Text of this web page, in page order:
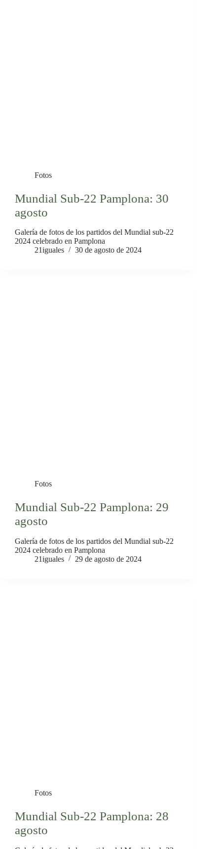
Fotos
Mundial Sub-22 Pamplona: 30
agosto
Galería de fotos de los partidos del Mundial sub-22
2024 celebrado en Pamplona
21iguales
30 de agosto de 2024
Fotos
Mundial Sub-22 Pamplona: 29
agosto
Galería de fotos de los partidos del Mundial sub-22
2024 celebrado en Pamplona
21iguales
29 de agosto de 2024
Fotos
Mundial Sub-22 Pamplona: 28
agosto